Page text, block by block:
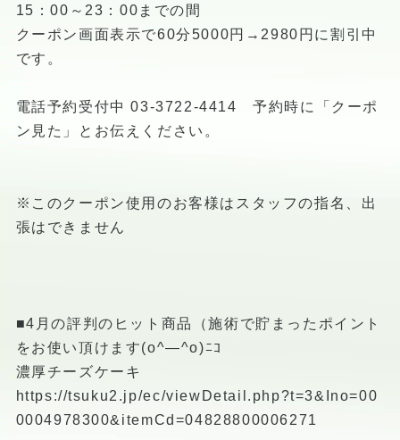
15：00～23：00までの間
クーポン画面表示で60分5000円→2980円に割引中
です。
電話予約受付中 03-3722-4414 予約時に「クーポ
ン見た」とお伝えください。
※このクーポン使用のお客様はスタッフの指名、出
張はできません
■4月の評判のヒット商品（施術で貯まったポイント
をお使い頂けます(o^―^o)ﾆｺ
濃厚チーズケーキ
https://tsuku2.jp/ec/viewDetail.php?t=3&Ino=00
0004978300&itemCd=04828800006271